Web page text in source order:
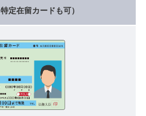
定在留カードも可）